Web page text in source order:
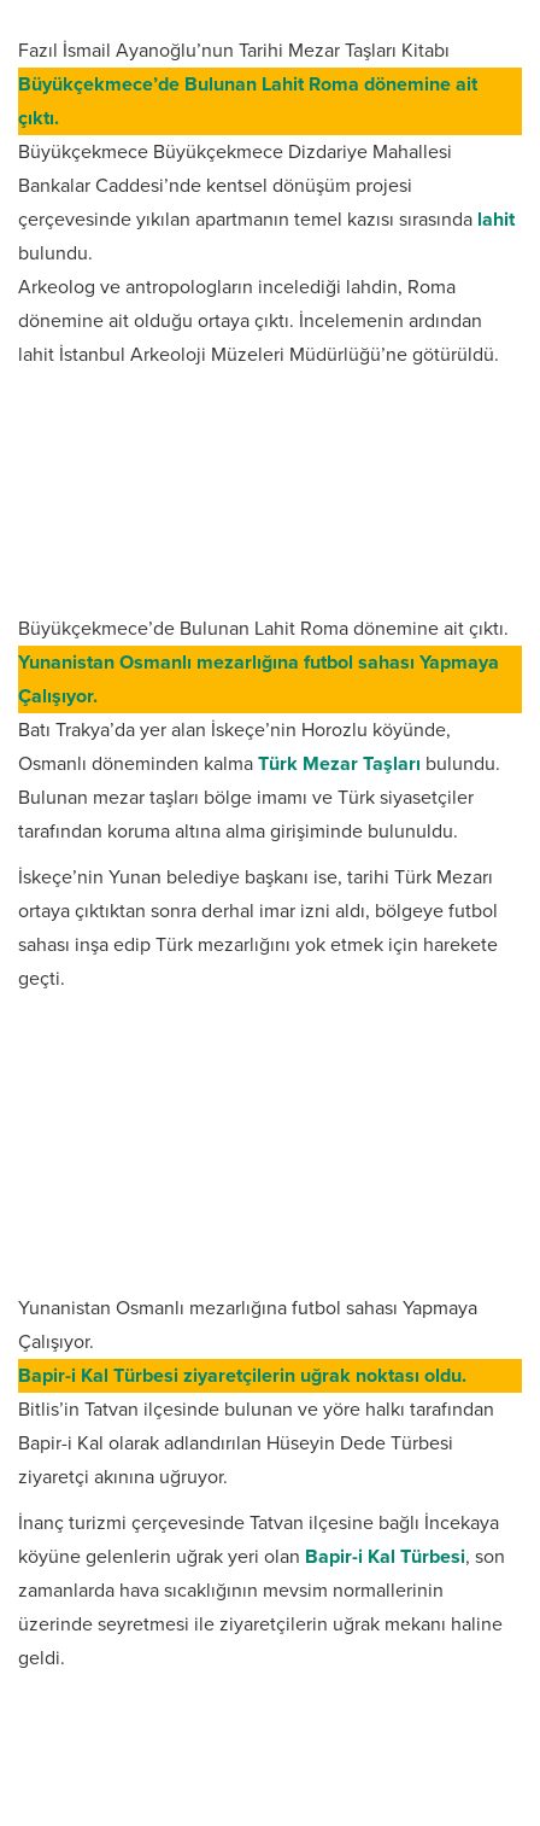
Fazıl İsmail Ayanoğlu’nun Tarihi Mezar Taşları Kitabı
Büyükçekmece’de Bulunan Lahit Roma dönemine ait
çıktı.
Büyükçekmece Büyükçekmece Dizdariye Mahallesi
Bankalar Caddesi’nde kentsel dönüşüm projesi
çerçevesinde yıkılan apartmanın temel kazısı sırasında lahit
bulundu.
Arkeolog ve antropologların incelediği lahdin, Roma
dönemine ait olduğu ortaya çıktı. İncelemenin ardından
lahit İstanbul Arkeoloji Müzeleri Müdürlüğü’ne götürüldü.
Büyükçekmece’de Bulunan Lahit Roma dönemine ait çıktı.
Yunanistan Osmanlı mezarlığına futbol sahası Yapmaya
Çalışıyor.
Batı Trakya’da yer alan İskeçe’nin Horozlu köyünde,
Osmanlı döneminden kalma Türk Mezar Taşları bulundu.
Bulunan mezar taşları bölge imamı ve Türk siyasetçiler
tarafından koruma altına alma girişiminde bulunuldu.
İskeçe’nin Yunan belediye başkanı ise, tarihi Türk Mezarı
ortaya çıktıktan sonra derhal imar izni aldı, bölgeye futbol
sahası inşa edip Türk mezarlığını yok etmek için harekete
geçti.
Yunanistan Osmanlı mezarlığına futbol sahası Yapmaya
Çalışıyor.
Bapir-i Kal Türbesi ziyaretçilerin uğrak noktası oldu.
Bitlis’in Tatvan ilçesinde bulunan ve yöre halkı tarafından
Bapir-i Kal olarak adlandırılan Hüseyin Dede Türbesi
ziyaretçi akınına uğruyor.
İnanç turizmi çerçevesinde Tatvan ilçesine bağlı İncekaya
köyüne gelenlerin uğrak yeri olan Bapir-i Kal Türbesi, son
zamanlarda hava sıcaklığının mevsim normallerinin
üzerinde seyretmesi ile ziyaretçilerin uğrak mekanı haline
geldi.